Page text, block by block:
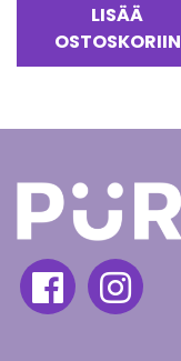
LISÄÄ
OSTOSKORIIN